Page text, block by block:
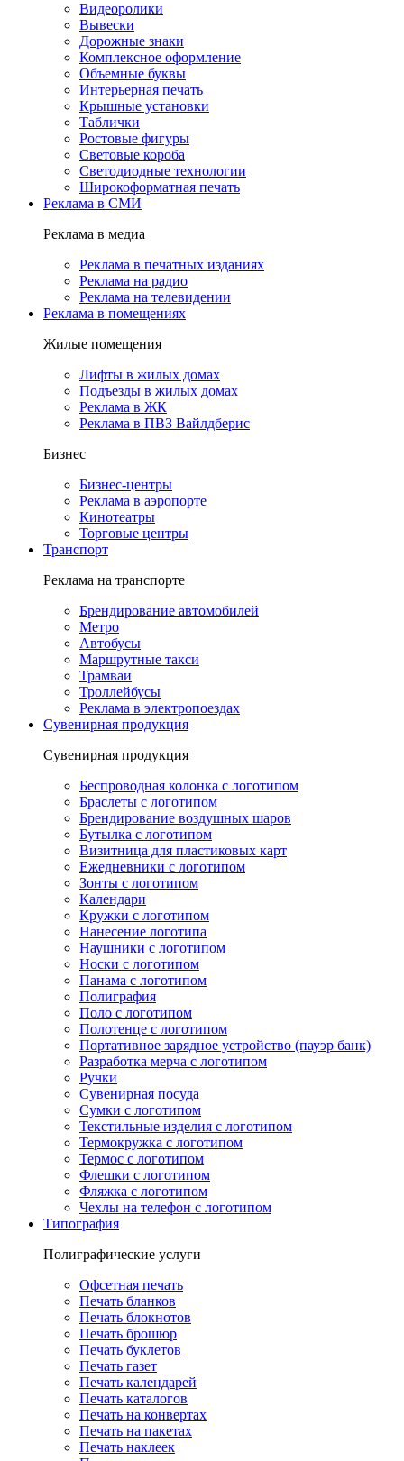
Видеоролики
Вывески
Дорожные знаки
Комплексное оформление
Объемные буквы
Интерьерная печать
Крышные установки
Таблички
Ростовые фигуры
Световые короба
Светодиодные технологии
Широкоформатная печать
Реклама в СМИ
Реклама в медиа
Реклама в печатных изданиях
Реклама на радио
Реклама на телевидении
Реклама в помещениях
Жилые помещения
Лифты в жилых домах
Подъезды в жилых домах
Реклама в ЖК
Реклама в ПВЗ Вайлдберис
Бизнес
Бизнес-центры
Реклама в аэропорте
Кинотеатры
Торговые центры
Транспорт
Реклама на транспорте
Брендирование автомобилей
Метро
Автобусы
Маршрутные такси
Трамваи
Троллейбусы
Реклама в электропоездах
Сувенирная продукция
Сувенирная продукция
Беспроводная колонка с логотипом
Браслеты с логотипом
Брендирование воздушных шаров
Бутылка с логотипом
Визитница для пластиковых карт
Ежедневники с логотипом
Зонты с логотипом
Календари
Кружки с логотипом
Нанесение логотипа
Наушники с логотипом
Носки с логотипом
Панама с логотипом
Полиграфия
Поло с логотипом
Полотенце с логотипом
Портативное зарядное устройство (пауэр банк)
Разработка мерча с логотипом
Ручки
Сувенирная посуда
Сумки с логотипом
Текстильные изделия с логотипом
Термокружка с логотипом
Термос с логотипом
Флешки с логотипом
Фляжка с логотипом
Чехлы на телефон с логотипом
Типография
Полиграфические услуги
Офсетная печать
Печать бланков
Печать блокнотов
Печать брошюр
Печать буклетов
Печать газет
Печать календарей
Печать каталогов
Печать на конвертах
Печать на пакетах
Печать наклеек